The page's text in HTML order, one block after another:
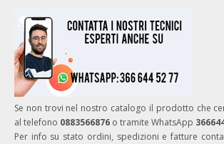
Se non trovi nel nostro catalogo il prodotto che
al telefono 0883566876 o tramite WhatsApp
Per info su stato ordini, spedizioni e fatture